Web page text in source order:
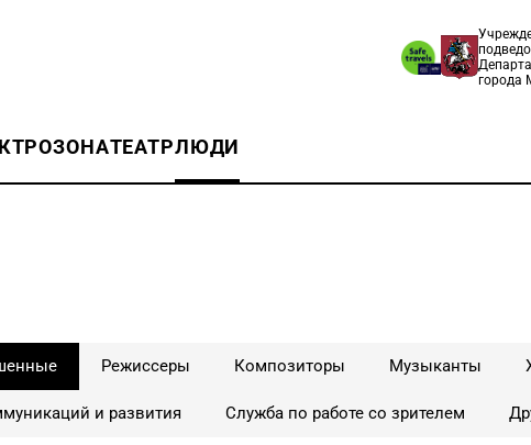
города
ТЕАТРЛЮДИ
Режиссеры Композиторы Музыканты
и развития Служба по работе со зрителем